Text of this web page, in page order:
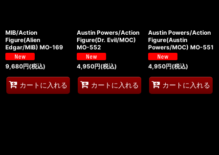
MIB/Action
Figure(Alien
Edgar/MIB) MO-169
9,680円(税込)
カートに入れる
Austin Powers/Action
Figure(Dr. Evil/MOC)
MO-552
4,950円(税込)
カートに入れる
Austin Powers/Action
Figure(Austin
Powers/MOC) MO-551
4,950円(税込)
カートに入れる